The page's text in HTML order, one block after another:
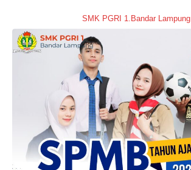
SMK PGRI 1.Bandar Lampung